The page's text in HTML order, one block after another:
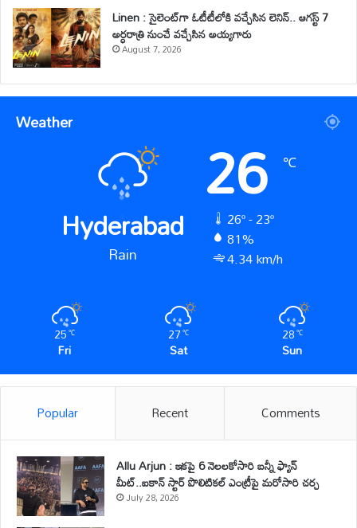
Linen : సైలెంట్‌గా ఓటీటీలోకి వచ్చేసిన లెనిన్.. ఆగస్ట్ 7
అర్ధరాత్రి నుంచే వచ్చేసిన అయ్యగారు
August 7, 2026
Weather
Hyderabad
Rain
26 ℃
26º - 23º
81%
4.34 km/h
25℃
Fri
27℃
Sat
28℃
Sun
Popular Recent Comments
Allu Arjun : ఇకపై 6 నెలలకోసారి బన్నీ ఫ్యాన్
మీట్..ఐకాన్ స్టార్ పొలిటికల్ ఎంట్రీపై మరోసారి చర్చ
July 28, 2026